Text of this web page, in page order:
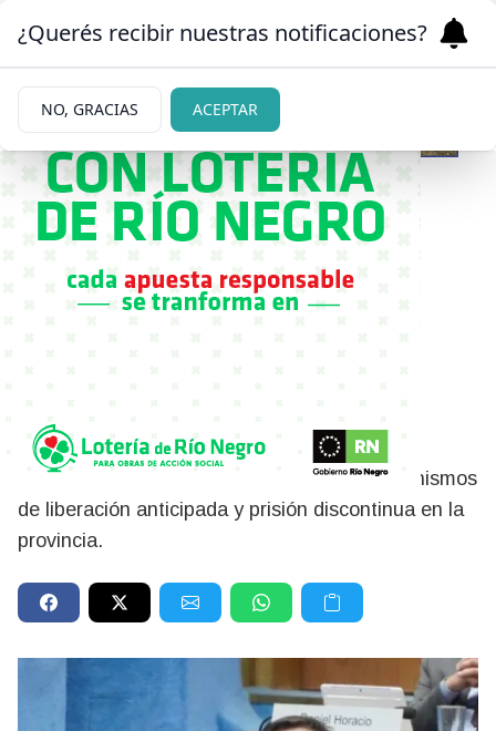
11/06/2026
Se terminaron las salidas
transitorias para
Los legisladores rionegrinos votaron por
unanimidad recortar drásticamente los mecanismos
de liberación anticipada y prisión discontinua en la
provincia.
¿Querés recibir nuestras notificaciones?
NO, GRACIAS ACEPTAR